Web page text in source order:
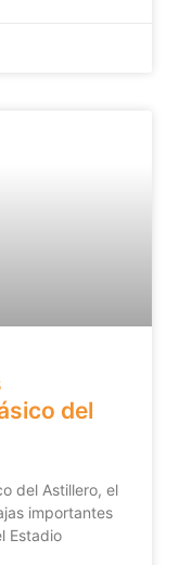
del
del Astillero, el
importantes
Estadio